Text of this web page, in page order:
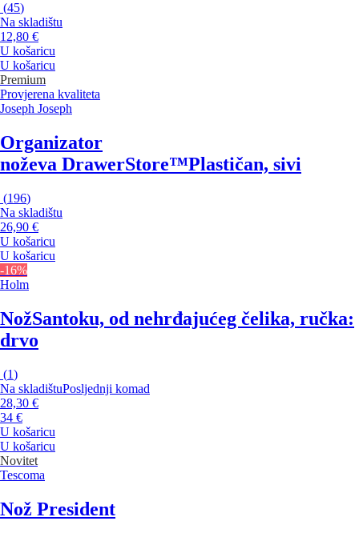
(45)
Na skladištu
12,80 €
U košaricu
U košaricu
Premium
Provjerena kvaliteta
Joseph Joseph
Organizator
noževa DrawerStore™Plastičan, sivi
(196)
Na skladištu
26,90 €
U košaricu
U košaricu
-16%
Holm
NožSantoku, od nehrđajućeg čelika, ručka:
drvo
(1)
Na skladištuPosljednji komad
28,30 €
34 €
U košaricu
U košaricu
Novitet
Tescoma
Nož President